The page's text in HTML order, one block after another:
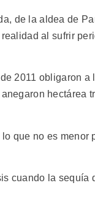
de la aldea de
al sufrir
2011 obligaron
hectárea
que no es
cuando la